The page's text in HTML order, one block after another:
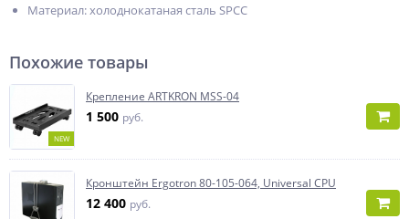
Материал: холоднокатаная сталь SPCC
Похожие товары
NEW
Крепление ARTKRON MSS-04
1 500 руб.
Кронштейн Ergotron 80-105-064, Universal CPU
12 400 руб.